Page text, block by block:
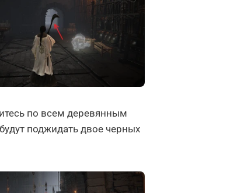
по всем деревянным
поджидать двое черных